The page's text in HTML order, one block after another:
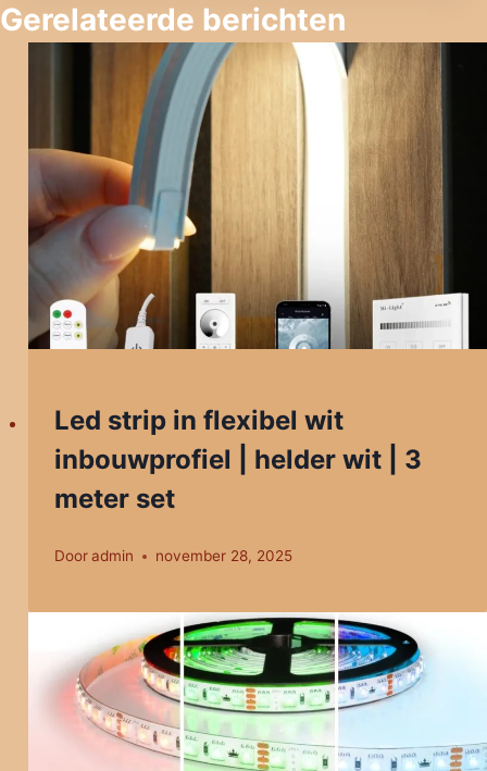
Gerelateerde berichten
Led strip in flexibel wit
inbouwprofiel | helder wit | 3
meter set
Door admin november 28, 2025